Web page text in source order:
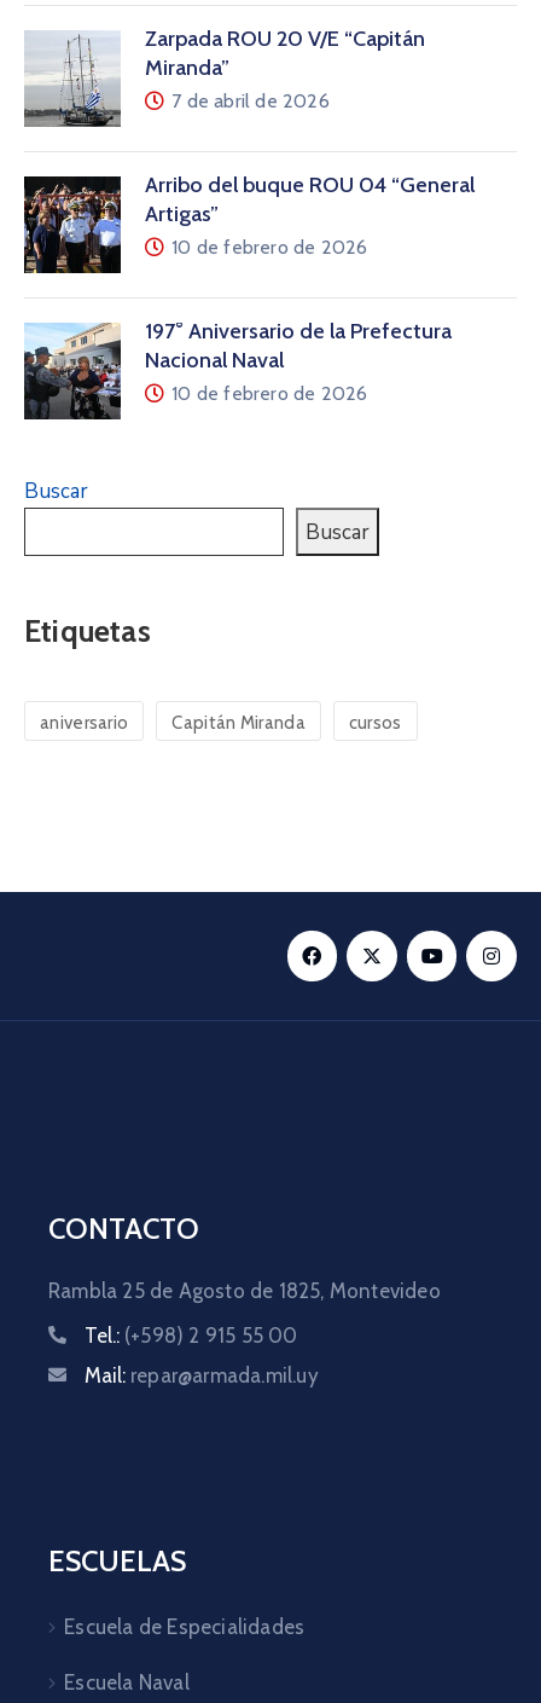
Zarpada ROU 20 V/E “Capitán
Miranda”
7 de abril de 2026
Arribo del buque ROU 04 “General
Artigas”
10 de febrero de 2026
197° Aniversario de la Prefectura
Nacional Naval
10 de febrero de 2026
Buscar
Buscar
Etiquetas
aniversario Capitán Miranda cursos
CONTACTO
Rambla 25 de Agosto de 1825, Montevideo
Tel.: (+598) 2 915 55 00
Mail: repar@armada.mil.uy
ESCUELAS
Escuela de Especialidades
Escuela Naval